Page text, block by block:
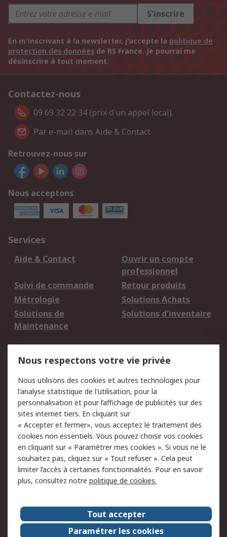
S'inscrire
En m'inscrivant à la newsletter, j'accepte la politique de
protection des données de RS France. Je pourrai me
désinscrire à tout moment.
Contactez-nous
09 69 32 22 34 (prix d'un appel local).
Par e-mail dans Aide & Contact
Retrouvez-nous sur
Nous acceptons
Services
Aide & Contact
Ouvrir un compte
professionnel
Suivi de commande
Retour produits
Métrologie
Solutions Achats
Solutions de
Maintenance
Solutions d'inventaire
du site
Politique de protection
des données - Mise à
jour
Sécurité des E-mails
Conditions générales
de vente
Politique anti-
corruption
Campagnes marketing
A propos de RS
A propos de RS France
Evénements
Le groupe RS Group Plc
Presse
RS dans le monde
Démarche RSE
Nous respectons votre vie privée
Nous utilisons des cookies et autres technologies pour
l'analyse statistique de l'utilisation, pour la
personnalisation et pour l’affichage de publicités sur des
sites internet tiers. En cliquant sur
« Accepter et fermer», vous acceptez le traitement des
cookies non essentiels. Vous pouvez choisir vos cookies
en cliquant sur « Paramétrer mes cookies ». Si vous ne le
souhaitez pas, cliquez sur « Tout refuser ». Cela peut
limiter l’accès à certaines fonctionnalités. Pour en savoir
plus, consultez notre politique de cookies.
Tout accepter
Paramétrer les cookies